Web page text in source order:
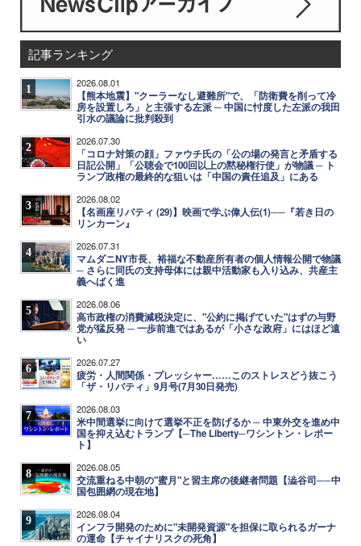
記事ランキング
1 2026.08.01
【熊本地震】"クーラーなし避難所"で、「防衛費を削って冷
房を設置しろ」と主張する左派 ─ 中国に忖度した左派の我田
引水の議論に批判殺到
2 2026.07.30
「コロナ対策の顔」ファウチ氏の「公の場の発言と矛盾する
日記公開」「公聴会で100回以上の黙秘権行使」が物議 ─ ト
ランプ政権の最終的な狙いは「中国の責任追及」にある
3 2026.08.02
【名画座リバティ (29)】映画で学ぶ偉人伝(1)──『若き日の
リンカーン』
4 2026.07.31
マムダニNY市長、裕福な不動産所有者の個人情報公開で物議
─ さらに同氏の支持母体には親中活動家も入り込み、共産主
義へばく進
5 2026.08.06
高市政権の消費減税決定に、"公約に掲げていた"はずの与野
党が猛反発 ─ 一歩前進ではあるが「小さな政府」にはほど遠
い
6 2026.07.27
疲労・人間関係・プレッシャー……このストレスどう抜こう
「ザ・リバティ」9月号(7月30日発売)
7 2026.08.03
米中間選挙に向けて選挙不正を防げるか ─ 中東外交を進め中
国を抑え込むトランプ【─The Liberty─ワシントン・レポー
ト】
8 2026.08.05
交流重ねる中朝の"蜜月"と習主席の後継者問題【澁谷司──中
国包囲網の現在地】
9 2026.08.04
インフラ開発のために"未開発資源"を担保に取られるガーナ
の運命【チャイナリスクの死角】